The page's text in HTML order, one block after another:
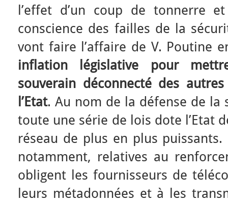
l’effet d’un coup de tonnerre
conscience des failles de la
vont faire l’affaire de V. Poutine
inflation législative pour
souverain déconnecté des
l’Etat. Au nom de la défense de la
toute une série de lois dote l’Etat
réseau de plus en plus puissants.
notamment, relatives au
obligent les fournisseurs de
leurs métadonnées et à les